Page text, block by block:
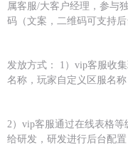
属客服/大客户经理，参与
码（文案，二维码可支持
发放方式： 1）vip客服收
名称，玩家自定义区服名
2）vip客服通过在线表格
给研发，研发进行后台配